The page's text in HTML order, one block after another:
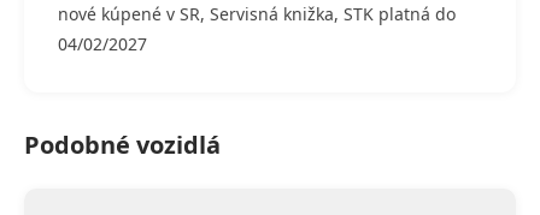
nové kúpené v SR, Servisná knižka, STK platná do
04/02/2027
Podobné vozidlá